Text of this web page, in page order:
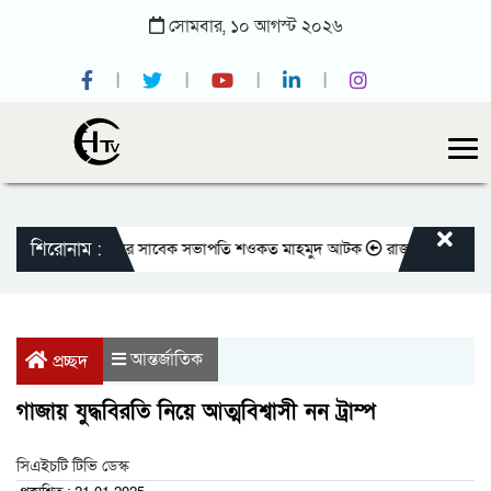
সোমবার, ১০ আগস্ট ২০২৬
শিরোনাম :
প্রেসক্লাবের সাবেক সভাপতি শওকত মাহমুদ আটক রাজবাড়ীতে বীর
প্রচ্ছদ আন্তর্জাতিক
গাজায় যুদ্ধবিরতি নিয়ে আত্মবিশ্বাসী নন ট্রাম্প
সিএইচটি টিভি ডেস্ক